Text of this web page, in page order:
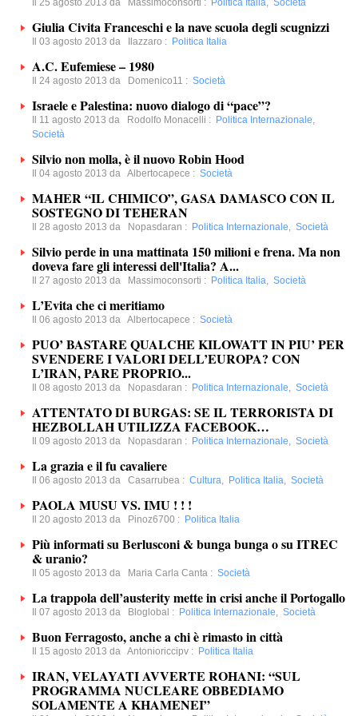
Il 25 agosto 2013 da Massimoconsorti : Politica Italia, Società
Giulia Civita Franceschi e la nave scuola degli scugnizzi
Il 03 agosto 2013 da Ilazzaro : Politica Italia
A.C. Eufemiese – 1980
Il 24 agosto 2013 da Domenico11 : Società
Israele e Palestina: nuovo dialogo di “pace”?
Il 11 agosto 2013 da Rodolfo Monacelli : Politica Internazionale,
Società
Silvio non molla, è il nuovo Robin Hood
Il 04 agosto 2013 da Albertocapece : Società
MAHER “IL CHIMICO”, GASA DAMASCO CON IL
SOSTEGNO DI TEHERAN
Il 28 agosto 2013 da Nopasdaran : Politica Internazionale, Società
Silvio perde in una mattinata 150 milioni e frena. Ma non
doveva fare gli interessi dell'Italia? A...
Il 27 agosto 2013 da Massimoconsorti : Politica Italia, Società
L’Evita che ci meritiamo
Il 06 agosto 2013 da Albertocapece : Società
PUO’ BASTARE QUALCHE KILOWATT IN PIU’ PER
SVENDERE I VALORI DELL’EUROPA? CON
L’IRAN, PARE PROPRIO...
Il 08 agosto 2013 da Nopasdaran : Politica Internazionale, Società
ATTENTATO DI BURGAS: SE IL TERRORISTA DI
HEZBOLLAH UTILIZZA FACEBOOK…
Il 09 agosto 2013 da Nopasdaran : Politica Internazionale, Società
La grazia e il fu cavaliere
Il 06 agosto 2013 da Casarrubea : Cultura, Politica Italia, Società
PAOLA MUSU VS. IMU ! ! !
Il 20 agosto 2013 da Pinoz6700 : Politica Italia
Più informati su Berlusconi & bunga bunga o su ITREC
& uranio?
Il 05 agosto 2013 da Maria Carla Canta : Società
La trappola dell’austerity mette in crisi anche il Portogallo
Il 07 agosto 2013 da Bloglobal : Politica Internazionale, Società
Buon Ferragosto, anche a chi è rimasto in città
Il 15 agosto 2013 da Antonioriccipv : Politica Italia
IRAN, VELAYATI AVVERTE ROHANI: “SUL
PROGRAMMA NUCLEARE OBBEDIAMO
SOLAMENTE A KHAMENEI”